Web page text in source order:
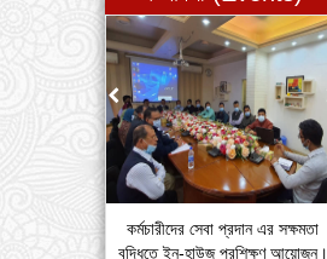
কর্মচারীদের সেবা প্রদান এর সক্ষমতা
বৃদ্ধিতে ইন-হাউজ প্রশিক্ষণ আয়োজন।